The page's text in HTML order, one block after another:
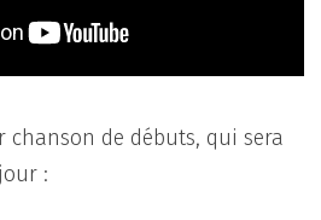
de débuts, qui sera
: